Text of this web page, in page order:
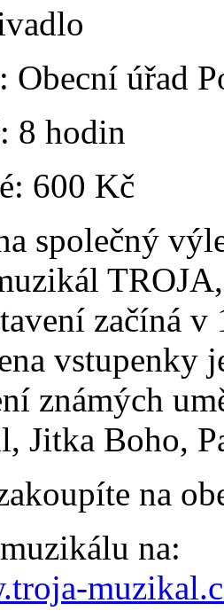
Obecní úřad
8 hodin
600 Kč
společný
začíná v
vstupenky
známých
Jitka Boho,
na
na: